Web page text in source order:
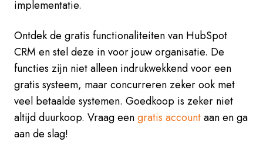
implementatie.
Ontdek de gratis functionaliteiten van HubSpot
CRM en stel deze in voor jouw organisatie. De
functies zijn niet alleen indrukwekkend voor een
gratis systeem, maar concurreren zeker ook met
veel betaalde systemen. Goedkoop is zeker niet
altijd duurkoop. Vraag eengratis accountaan en ga
aan de slag!